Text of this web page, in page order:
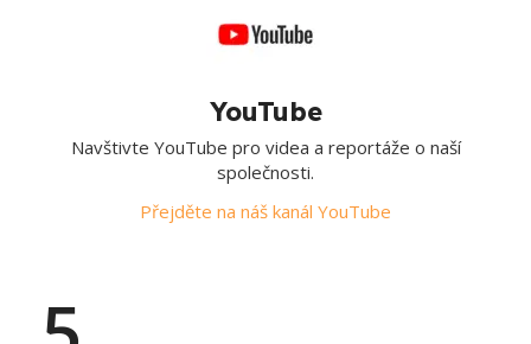
YouTube
Navštivte YouTube pro videa a reportáže o naší
společnosti.
Přejděte na náš kanál YouTube